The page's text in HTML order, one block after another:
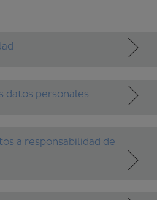
datos personales
a responsabilidad de